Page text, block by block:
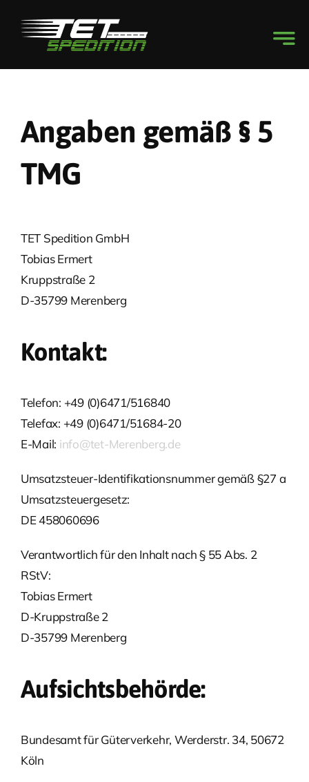
Angaben gemäß § 5
TMG
TET Spedition GmbH
Tobias Ermert
Kruppstraße 2
D-35799 Merenberg
Kontakt:
Telefon: +49 (0)6471/516840
Telefax: +49 (0)6471/51684-20
E-Mail: info@tet-Merenberg.de
Umsatzsteuer-Identifikationsnummer gemäß §27 a
Umsatzsteuergesetz:
DE 458060696
Verantwortlich für den Inhalt nach § 55 Abs. 2
RStV:
Tobias Ermert
D-Kruppstraße 2
D-35799 Merenberg
Aufsichtsbehörde:
Bundesamt für Güterverkehr, Werderstr. 34, 50672
Köln